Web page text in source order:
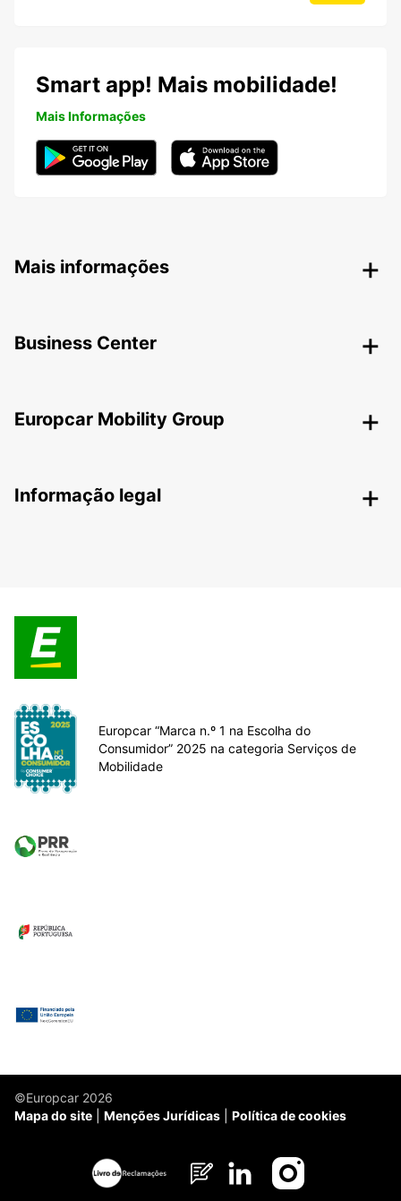
Smart app! Mais mobilidade!
Mais Informações
Mais informações
Business Center
Europcar Mobility Group
Informação legal
Europcar “Marca n.º 1 na Escolha do
Consumidor” 2025 na categoria Serviços de
Mobilidade
©Europcar 2026
Mapa do site
Menções Jurídicas Política de cookies